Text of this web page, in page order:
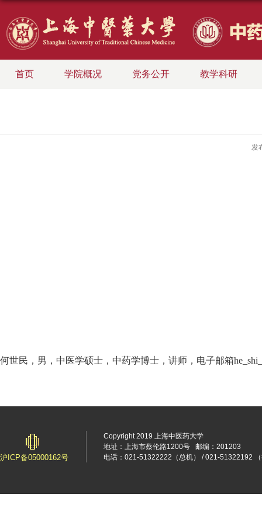
首页 学院概况 党务公开 教学科研
发
何世民，男，中医学硕士，中药学博士，讲师，电子邮箱
沪ICP备05000162号
Copyright 2019 上海中医药大学
地址：上海市蔡伦路1200号
邮编：201203
电话：021-51322222（总机） / 021-51322192